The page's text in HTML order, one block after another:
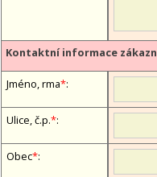
Kontaktní informace
Jméno, firma*:
Ulice, č.p.*:
Obec*: